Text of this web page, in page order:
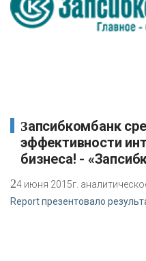
Запсибкомбанк среди лидеров
эффективности
бизнеса! -
24 июня 2015г.
Report презентовало